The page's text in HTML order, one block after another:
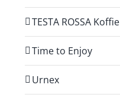
TESTA ROSSA Koffie
Time to Enjoy
Urnex